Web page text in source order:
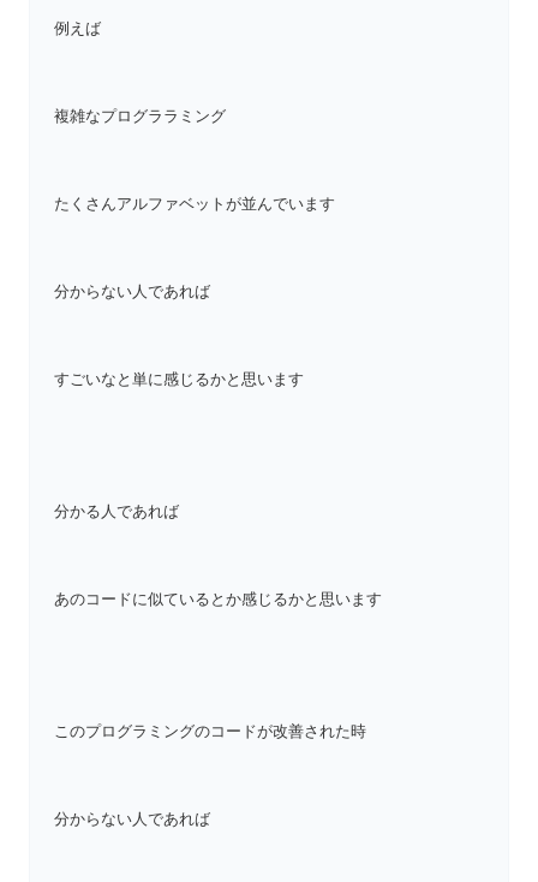
例えば
複雑なプログララミング
たくさんアルファベットが並んでいます
分からない人であれば
すごいなと単に感じるかと思います
分かる人であれば
あのコードに似ているとか感じるかと思います
このプログラミングのコードが改善された時
分からない人であれば